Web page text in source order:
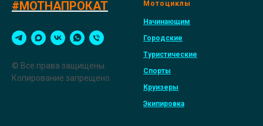
#МОТНАПРОКАТ
© Все права защищены.
Копирование запрещено.
Мотоциклы
Начинающим
Городские
Туристические
Спорты
Круизеры
Экипировка